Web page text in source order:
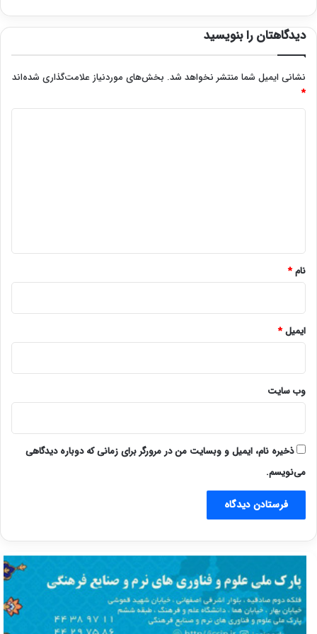
دیدگاهتان را بنویسید
نشانی ایمیل شما منتشر نخواهد شد. بخش‌های موردنیاز علامت‌گذاری شده‌اند
*
نام*
ایمیل*
وب‌ سایت
ذخیره نام، ایمیل و وبسایت من در مرورگر برای زمانی که دوباره دیدگاهی
می‌نویسم.